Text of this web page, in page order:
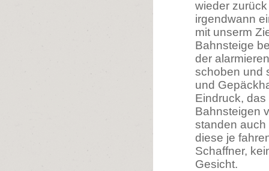
wieder
irgendwann
mit unserm
Bahnsteige
der
schoben und
und
Eindruck,
Bahnsteigen
standen
diese je
Schaffner,
Gesicht.